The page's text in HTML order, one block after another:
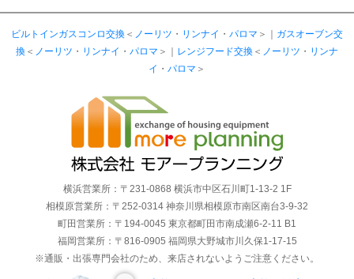
ビルトインガスコンロ交換 ＜ ノーリツ ・ リンナイ ・ パロマ ＞｜ ガスオーブン交
換 ＜ ノーリツ ・ リンナイ ・ パロマ ＞｜ レンジフード交換 ＜ ノーリツ ・ リンナ
イ ・ パロマ ＞
横浜営業所：〒231-0868 横浜市中区石川町1-13-2 1F
相模原営業所：〒252-0314 神奈川県相模原市南区南台3-9-32
町田営業所：〒194-0045 東京都町田市南成瀬6-2-11 B1
福岡営業所：〒816-0905 福岡県大野城市川久保1-17-15
※通販・出張専門会社のため、来店されないようご注意ください。